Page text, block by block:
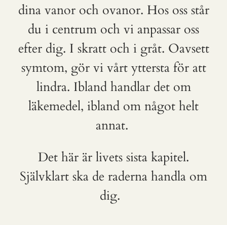
dina vanor och ovanor. Hos oss står
du i centrum och vi anpassar oss
efter dig. I skratt och i gråt. Oavsett
symtom, gör vi vårt yttersta för att
lindra. Ibland handlar det om
läkemedel, ibland om något helt
annat.
Det här är livets sista kapitel.
Självklart ska de raderna handla om
dig.